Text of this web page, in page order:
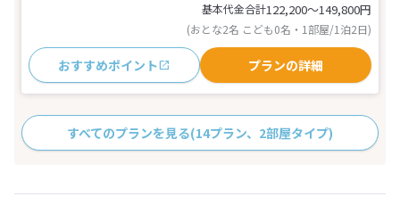
基本代金合計122,200〜149,800円
(おとな2名 こども0名・1部屋/1泊2日)
おすすめポイント プランの詳細
すべてのプランを見る(14プラン、2部屋タイプ)